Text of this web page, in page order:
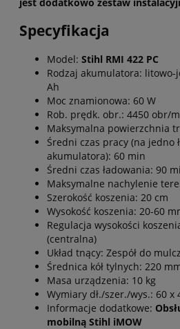
Specyfikacja
Model: Stihl RMI 422 PC
Rodzaj akumulatora: litowo-
Ah
Moc znamionowa: 60 W
Rob. prędk. obr.: 4450 obr/
Maksymalna powierzchnia
Średni czas pracy (na jedno
akumulatora): 60 min
Średni czas ładowania: 90
Maksymalne nachylenie
Szerokość koszenia: 20 cm
Wysokość koszenia: 20-60
Regulacja wysokości
(centralna)
Układ tnący: Zespół do
Średnica kół tylnych: 220
Masa urządzenia: 10 kg
Wymiary dł./szer./wys.: 60 x
Informacje dodatkowe:
mobilną Stihl iMOW